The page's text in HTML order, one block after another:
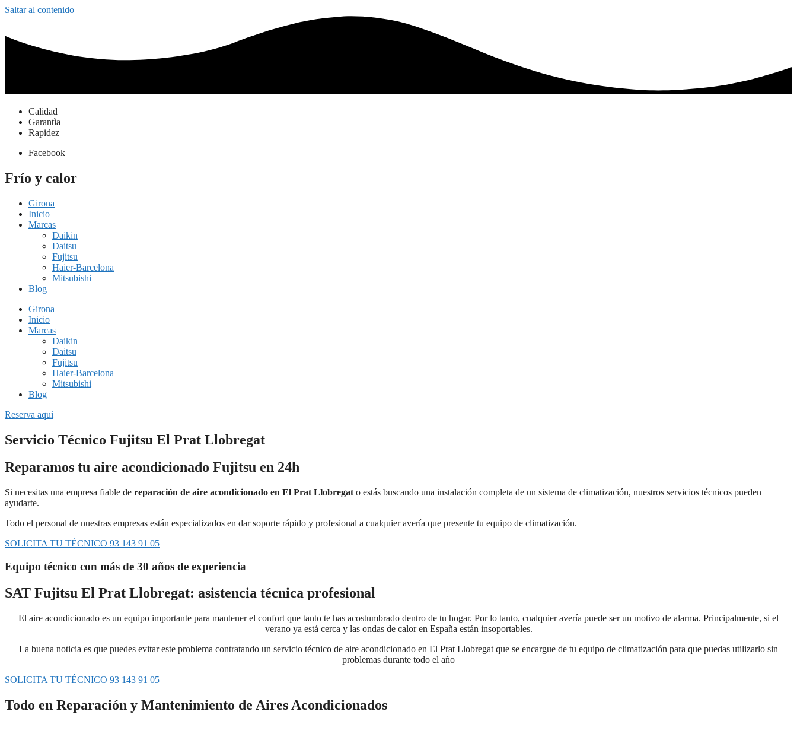
Saltar al contenido
Calidad
Garantìa
Rapidez
Facebook
Frío y calor
Girona
Inicio
Marcas
Daikin
Daitsu
Fujitsu
Haier-Barcelona
Mitsubishi
Blog
Girona
Inicio
Marcas
Daikin
Daitsu
Fujitsu
Haier-Barcelona
Mitsubishi
Blog
Reserva aquì
Servicio Técnico Fujitsu El Prat Llobregat
Reparamos tu aire acondicionado Fujitsu en 24h
Si necesitas una empresa fiable de reparación de aire acondicionado en El Prat Llobregat o estás buscando una instalación completa de un sistema de climatización, nuestros servicios técnicos pueden
ayudarte.
Todo el personal de nuestras empresas están especializados en dar soporte rápido y profesional a cualquier avería que presente tu equipo de climatización.
SOLICITA TU TÉCNICO 93 143 91 05
Equipo técnico con más de 30 años de experiencia
SAT Fujitsu El Prat Llobregat: asistencia técnica profesional
El aire acondicionado es un equipo importante para mantener el confort que tanto te has acostumbrado dentro de tu hogar. Por lo tanto, cualquier avería puede ser un motivo de alarma. Principalmente, si el
verano ya está cerca y las ondas de calor en España están insoportables.
La buena noticia es que puedes evitar este problema contratando un servicio técnico de aire acondicionado en El Prat Llobregat que se encargue de tu equipo de climatización para que puedas utilizarlo sin
problemas durante todo el año
SOLICITA TU TÉCNICO 93 143 91 05
Todo en Reparación y Mantenimiento de Aires Acondicionados